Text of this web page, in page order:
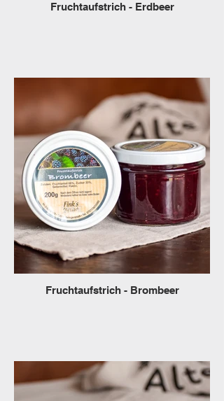
Fruchtaufstrich - Erdbeer
Fruchtaufstrich - Brombeer